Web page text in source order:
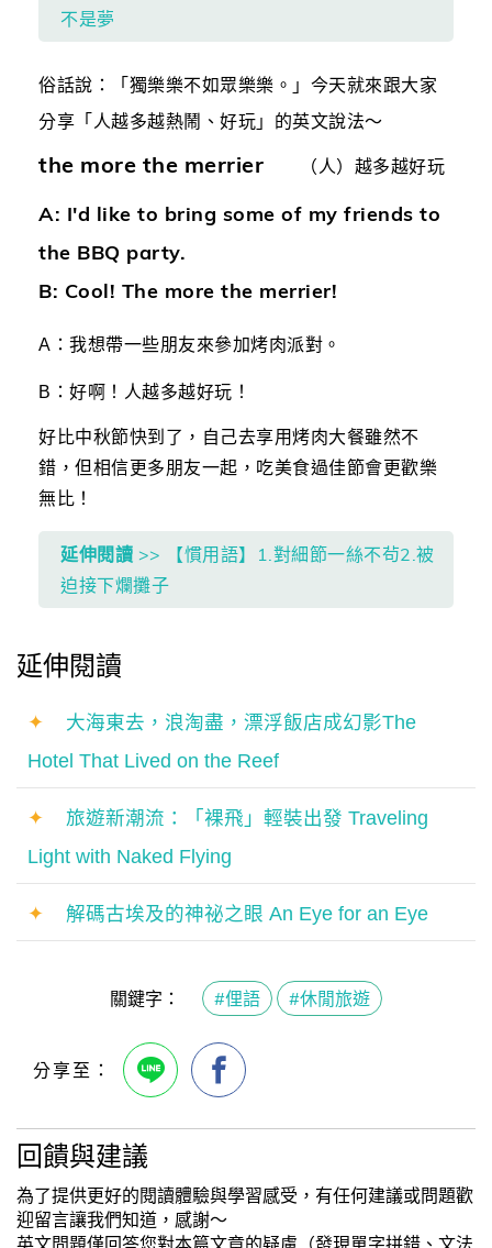
不是夢
俗話說：「獨樂樂不如眾樂樂。」今天就來跟大家
分享「人越多越熱鬧、好玩」的英文說法～
the more the merrier （人）越多越好玩
A: I'd like to bring some of my friends to
the BBQ party.
B: Cool! The more the merrier!
A：我想帶一些朋友來參加烤肉派對。
B：好啊！人越多越好玩！
好比中秋節快到了，自己去享用烤肉大餐雖然不
錯，但相信更多朋友一起，吃美食過佳節會更歡樂
無比！
延伸閱讀 >> 【慣用語】1.對細節一絲不茍2.被
迫接下爛攤子
延伸閱讀
✦
大海東去，浪淘盡，漂浮飯店成幻影The
Hotel That Lived on the Reef
✦
旅遊新潮流：「裸飛」輕裝出發 Traveling
Light with Naked Flying
✦ 解碼古埃及的神祕之眼 An Eye for an Eye
關鍵字： #俚語 #休閒旅遊
回饋與建議
為了提供更好的閱讀體驗與學習感受，有任何建議或問題歡
迎留言讓我們知道，感謝～
英文問題僅回答您對本篇文章的疑慮（發現單字拼錯、文法